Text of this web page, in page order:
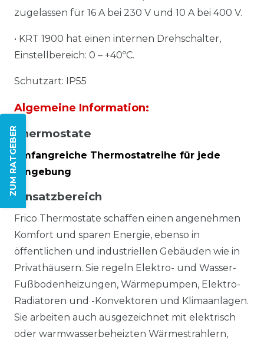
ZUM RATGEBER
zugelassen für 16 A bei 230 V und 10 A bei 400 V.
• KRT 1900 hat einen internen Drehschalter,
Einstellbereich: 0 – +40ºC.
Schutzart: IP55
Algemeine Information:
Thermostate
Umfangreiche Thermostatreihe für jede
Umgebung
Einsatzbereich
Frico Thermostate schaffen einen angenehmen
Komfort und sparen Energie, ebenso in
öffentlichen und industriellen Gebäuden wie in
Privathäusern. Sie regeln Elektro- und Wasser-
Fußbodenheizungen, Wärmepumpen, Elektro-
Radiatoren und -Konvektoren und Klimaanlagen.
Sie arbeiten auch ausgezeichnet mit elektrisch
oder warmwasserbeheizten Wärmestrahlern,